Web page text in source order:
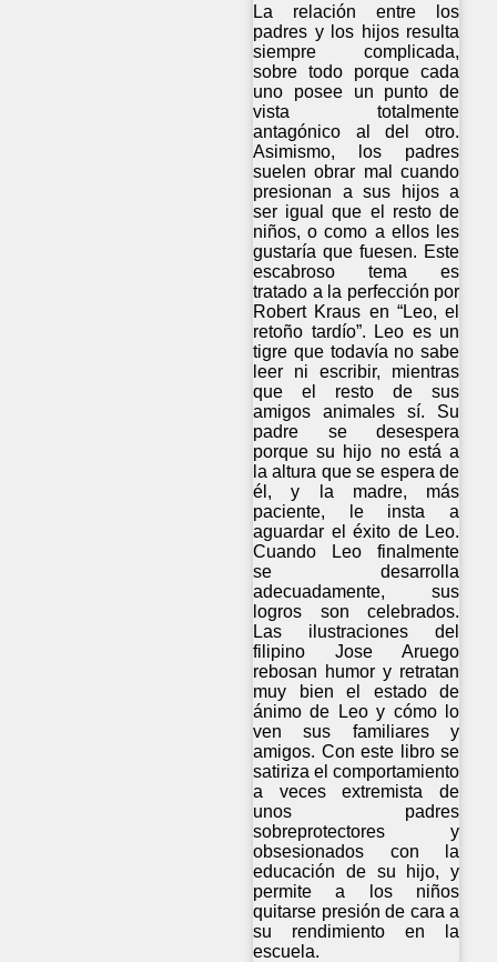
La relación entre los
padres y los hijos resulta
siempre complicada,
sobre todo porque cada
uno posee un punto de
vista totalmente
antagónico al del otro.
Asimismo, los padres
suelen obrar mal cuando
presionan a sus hijos a
ser igual que el resto de
niños, o como a ellos les
gustaría que fuesen. Este
escabroso tema es
tratado a la perfección por
Robert Kraus en “Leo, el
retoño tardío”. Leo es un
tigre que todavía no sabe
leer ni escribir, mientras
que el resto de sus
amigos animales sí. Su
padre se desespera
porque su hijo no está a
la altura que se espera de
él, y la madre, más
paciente, le insta a
aguardar el éxito de Leo.
Cuando Leo finalmente
se desarrolla
adecuadamente, sus
logros son celebrados.
Las ilustraciones del
filipino Jose Aruego
rebosan humor y retratan
muy bien el estado de
ánimo de Leo y cómo lo
ven sus familiares y
amigos. Con este libro se
satiriza el comportamiento
a veces extremista de
unos padres
sobreprotectores y
obsesionados con la
educación de su hijo, y
permite a los niños
quitarse presión de cara a
su rendimiento en la
escuela.